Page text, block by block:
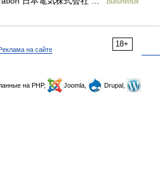
18+
на сайте
на PHP, Joomla,
Drupal,